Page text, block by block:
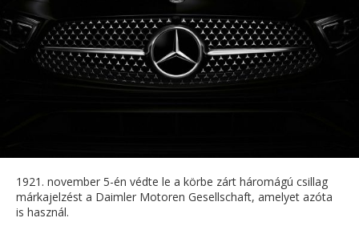
1921. november 5-én védte le a körbe zárt háromágú csillag
márkajelzést a Daimler Motoren Gesellschaft, amelyet azóta
is használ.